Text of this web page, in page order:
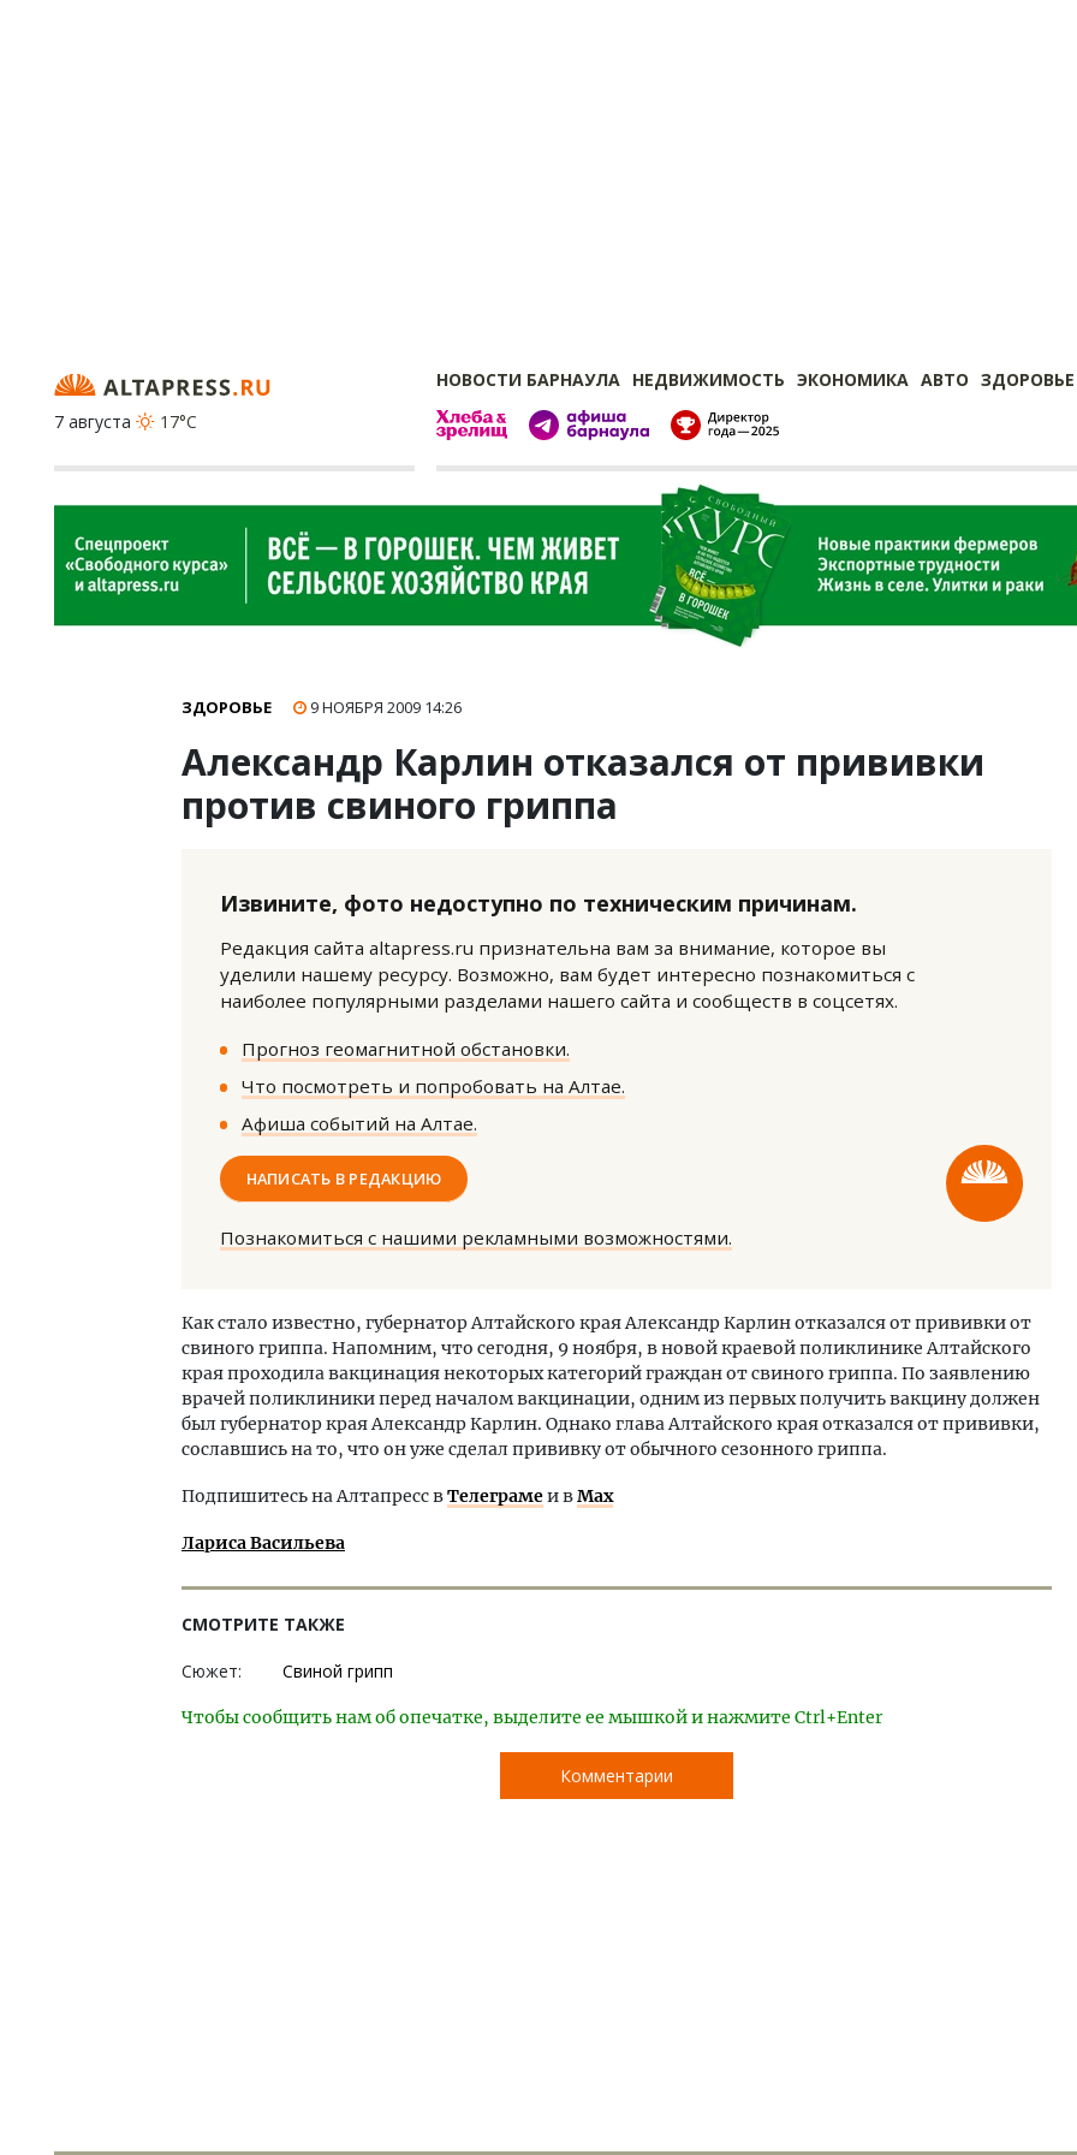
НОВОСТИ БАРНАУЛА НЕДВИЖИМОСТЬ ЭКОНОМИКА АВТО ЗДОРОВЬЕ
7 августа
17°C
ЗДОРОВЬЕ 9 НОЯБРЯ 2009 14:26
Александр Карлин отказался от прививки
против свиного гриппа
Извините, фото недоступно по техническим причинам.
Редакция сайта altapress.ru признательна вам за внимание, которое вы
уделили нашему ресурсу. Возможно, вам будет интересно познакомиться с
наиболее популярными разделами нашего сайта и сообществ в соцсетях.
Прогноз геомагнитной обстановки.
Что посмотреть и попробовать на Алтае.
Афиша событий на Алтае.
НАПИСАТЬ В РЕДАКЦИЮ
Познакомиться с нашими рекламными возможностями.
Как стало известно, губернатор Алтайского края Александр Карлин отказался от прививки от
свиного гриппа. Напомним, что сегодня, 9 ноября, в новой краевой поликлинике Алтайского
края проходила вакцинация некоторых категорий граждан от свиного гриппа. По заявлению
врачей поликлиники перед началом вакцинации, одним из первых получить вакцину должен
был губернатор края Александр Карлин. Однако глава Алтайского края отказался от прививки,
сославшись на то, что он уже сделал прививку от обычного сезонного гриппа.
Подпишитесь на Алтапресс вТелеграмеи вMax
Лариса Васильева
СМОТРИТЕ ТАКЖЕ
Сюжет: Свиной грипп
Чтобы сообщить нам об опечатке, выделите ее мышкой и нажмите Ctrl+Enter
Комментарии
плитами становится новым
стандартом благоустройства
СТРОИТЕЛЬСТВО
ЗИАС — об эстетике
трендах в фасадах и
СТРОИТЕЛЬСТВО